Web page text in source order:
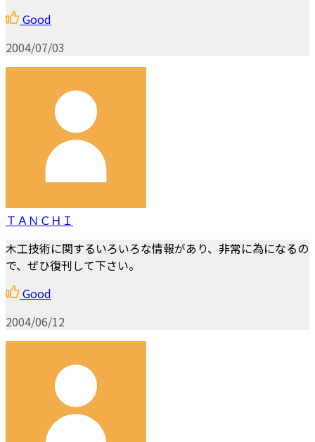
Good
2004/07/03
ＴＡＮＣＨＩ
木工技術に関するいろいろな情報があり、非常に為になるの
で、ぜひ復刊して下さい。
Good
2004/06/12